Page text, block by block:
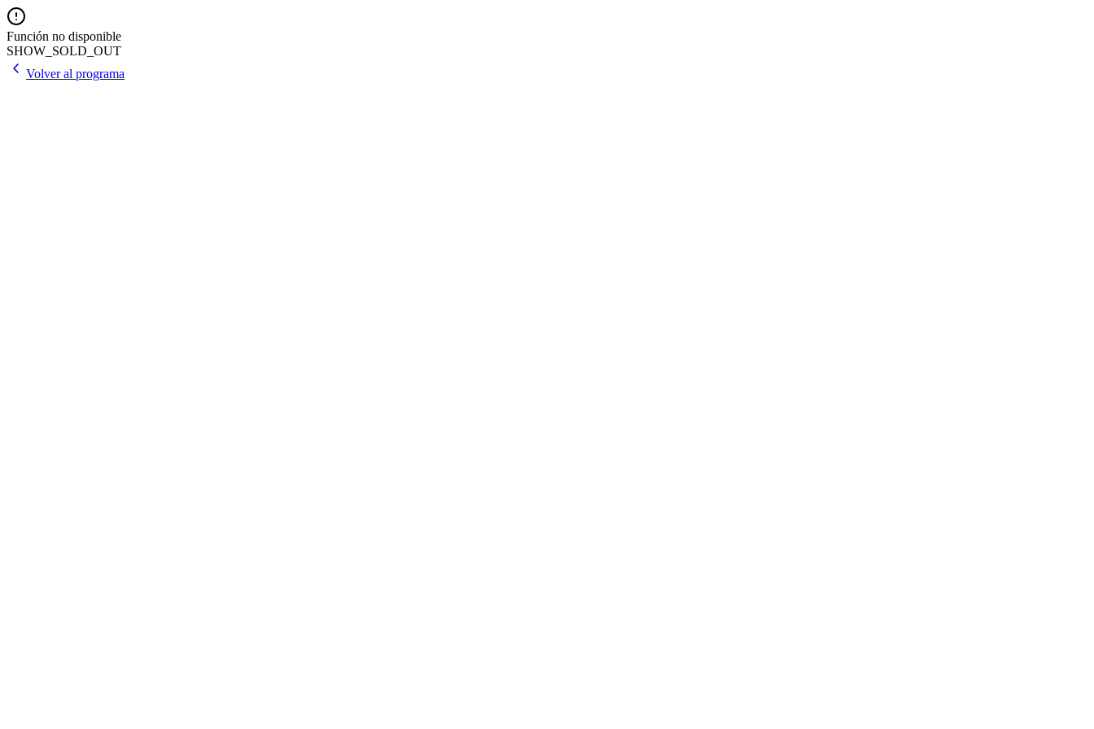
Función no disponible
SHOW_SOLD_OUT
Volver al programa